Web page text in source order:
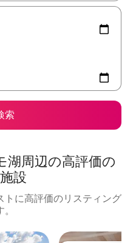
索
湖周⁠辺⁠の高⁠評⁠価⁠の
設
トに高評価のリスティング